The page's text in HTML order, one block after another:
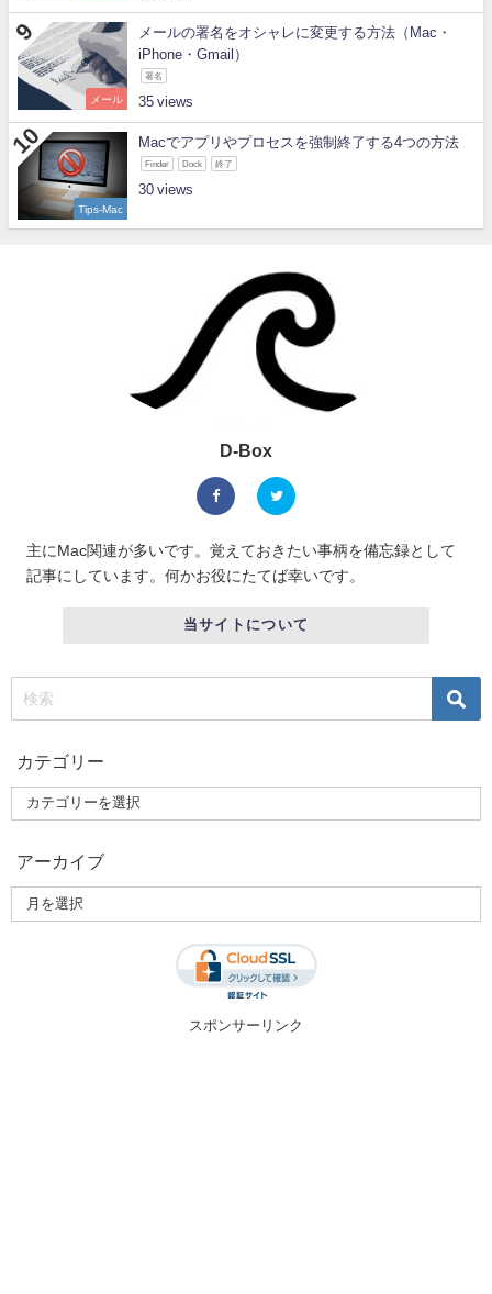
メール
メールの署名をオシャレに変更する方法（Mac・
iPhone・Gmail）
署名
35
Tips-Mac
Macでアプリやプロセスを強制終了する4つの方法
Finder Dock 終了
30
D-Box
主にMac関連が多いです。覚えておきたい事柄を備忘録として
記事にしています。何かお役にたてば幸いです。
当サイトについて
カテゴリー
アーカイブ
スポンサーリンク